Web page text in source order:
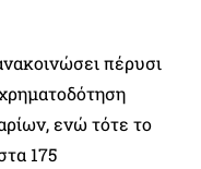
πέρυσι
ενώ τότε το
175